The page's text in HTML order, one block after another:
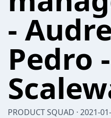
-
Pedro -
PRODUCT SQUAD · 2021-